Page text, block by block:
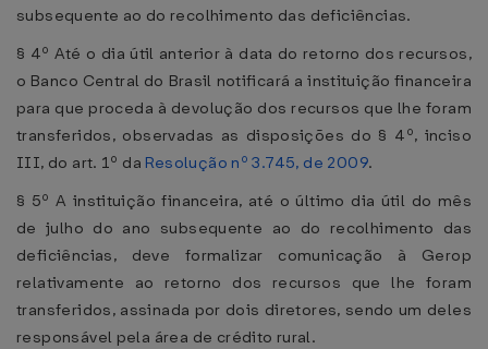
subsequente ao do recolhimento das deficiências.
§ 4º Até o dia útil anterior à data do retorno dos recursos,
o Banco Central do Brasil notificará a instituição financeira
para que proceda à devolução dos recursos que lhe foram
transferidos, observadas as disposições do § 4º, inciso
III, do art. 1º da Resolução nº 3.745, de 2009.
§ 5º A instituição financeira, até o último dia útil do mês
de julho do ano subsequente ao do recolhimento das
deficiências, deve formalizar comunicação à Gerop
relativamente ao retorno dos recursos que lhe foram
transferidos, assinada por dois diretores, sendo um deles
responsável pela área de crédito rural.